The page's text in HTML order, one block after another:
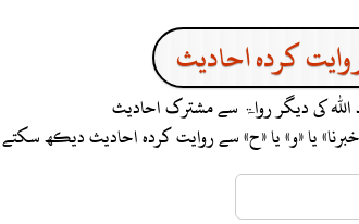
کردہ احادیث
کی دیگر رواۃ سے مشترک احادیث
یا «و» یا «ح» سے روایت کردہ احادیث دیکھ